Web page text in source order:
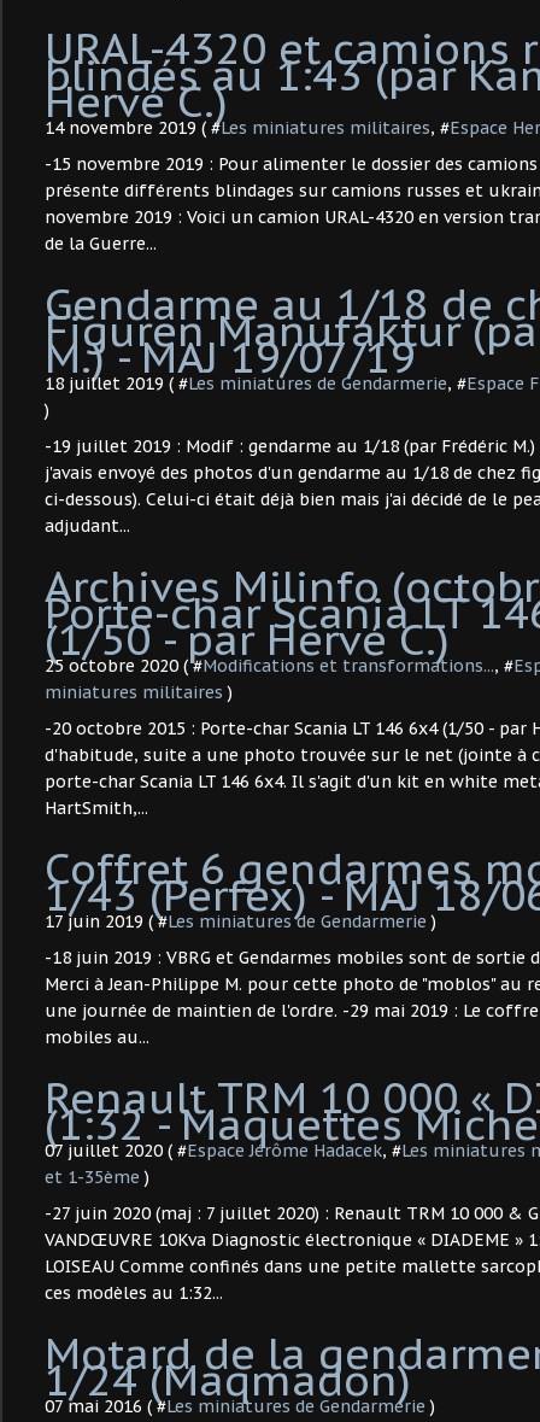
URAL-4320 et camions
blindés au 1:43 (par
Hervé C.)
14 novembre 2019 ( #Les miniatures militaires, #Espace
-15 novembre 2019 : Pour alimenter le dossier des
présente différents blindages sur camions russes et
novembre 2019 : Voici un camion URAL-4320 en version
de la Guerre...
Gendarme au 1/18 de
Figuren Manufaktur
M.) - MAJ 19/07/19
18 juillet 2019 ( #Les miniatures de Gendarmerie, #Espace
)
-19 juillet 2019 : Modif : gendarme au 1/18 (par Frédéric
j'avais envoyé des photos d'un gendarme au 1/18 de chez
ci-dessous). Celui-ci était déjà bien mais j'ai décidé de le
adjudant...
Archives Milinfo
Porte-char Scania LT
(1/50 - par Hervé C.)
25 octobre 2020 ( #Modifications et transformations..., #
miniatures militaires )
-20 octobre 2015 : Porte-char Scania LT 146 6x4 (1/50 - par
d'habitude, suite a une photo trouvée sur le net (jointe à
porte-char Scania LT 146 6x4. Il s'agit d'un kit en white
HartSmith,...
Coffret 6 gendarmes
1/43 (Perfex) - MAJ 18/
17 juin 2019 ( #Les miniatures de Gendarmerie )
-18 juin 2019 : VBRG et Gendarmes mobiles sont de sortie
Merci à Jean-Philippe M. pour cette photo de "moblos" au
une journée de maintien de l'ordre. -29 mai 2019 : Le
mobiles au...
Renault TRM 10 000 «
(1:32 - Maquettes
07 juillet 2020 ( #Espace Jérôme Hadacek, #Les miniatures
et 1-35ème )
-27 juin 2020 (maj : 7 juillet 2020) : Renault TRM 10 000 &
VANDŒUVRE 10Kva Diagnostic électronique « DIADEME »
LOISEAU Comme confinés dans une petite mallette
ces modèles au 1:32...
Motard de la
1/24 (Maqmadon)
07 mai 2016 ( #Les miniatures de Gendarmerie )